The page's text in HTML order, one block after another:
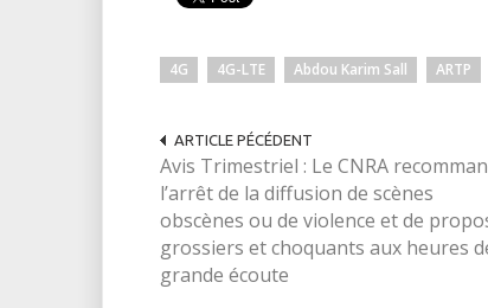
4G 4G-LTE Abdou Karim Sall ARTP
ARTICLE PÉCÉDENT
Avis Trimestriel : Le CNRA
l’arrêt de la diffusion de scènes
obscènes ou de violence et de
grossiers et choquants aux heures
grande écoute